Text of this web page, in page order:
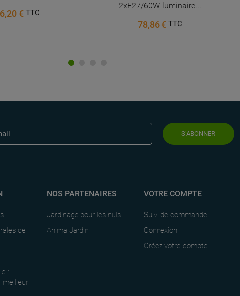
€ TTC
2xE27/60W, luminaire...
78,86 €TTC
S’ABONNER
de
:
meilleur
NOS PARTENAIRES
Jardinage pour les nuls
Anima Jardin
VOTRE COMPTE
Suivi de commande
Connexion
Créez votre compte